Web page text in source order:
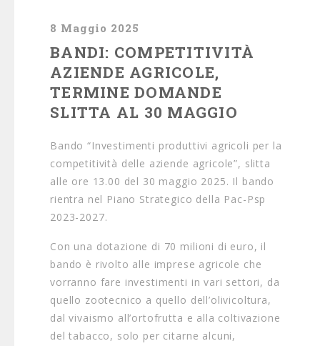
8 Maggio 2025
BANDI: COMPETITIVITÀ
AZIENDE AGRICOLE,
TERMINE DOMANDE
SLITTA AL 30 MAGGIO
Bando “Investimenti produttivi agricoli per la
competitività delle aziende agricole”, slitta
alle ore 13.00 del 30 maggio 2025. Il bando
rientra nel Piano Strategico della Pac-Psp
2023-2027.
Con una dotazione di 70 milioni di euro, il
bando è rivolto alle imprese agricole che
vorranno fare investimenti in vari settori, da
quello zootecnico a quello dell’olivicoltura,
dal vivaismo all’ortofrutta e alla coltivazione
del tabacco, solo per citarne alcuni,